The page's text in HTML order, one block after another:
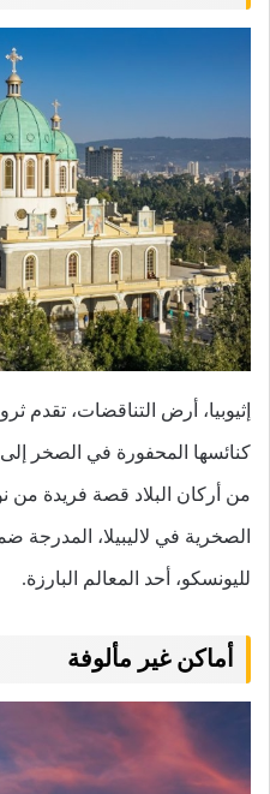
إثيوبيا، أرض التناقضات، تقدم
كنائسها المحفورة في الصخر
من أركان البلاد قصة فريدة من
الصخرية في لاليبيلا، المدرجة
لليونسكو، أحد المعالم البارزة.
أماكن غير مألوفة